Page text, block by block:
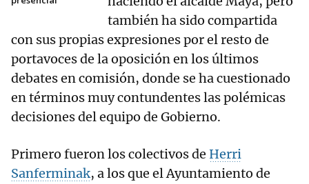
también ha sido compartida
con sus propias expresiones por el resto de
portavoces de la oposición en los últimos
debates en comisión, donde se ha cuestionado
en términos muy contundentes las polémicas
decisiones del equipo de Gobierno.
Primero fueron los colectivos de Herri
Sanferminak, a los que el Ayuntamiento de